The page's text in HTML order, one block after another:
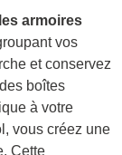
armoires
vos
et conservez
boîtes
à votre
vous créez une
Cette